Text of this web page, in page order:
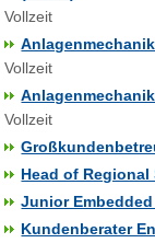
Vollzeit
Vollzeit
Vollzeit
Head of Regional
Junior
Kundenberater